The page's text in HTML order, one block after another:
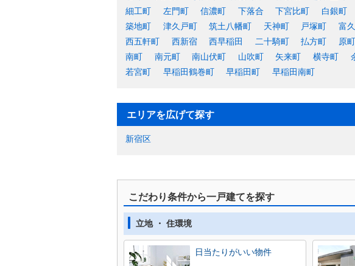
細工町
左門町 信濃町 下落合 下宮比町 白銀町
築地町
津久戸町 筑土八幡町 天神町 戸塚町 富
西五軒町
西新宿 西早稲田 二十騎町 払方町 原町
南町
南元町 南山伏町 山吹町 矢来町 横寺町
若宮町
早稲田鶴巻町 早稲田町 早稲田南町
エリアを広げて探す
新宿区
こだわり条件から一戸建てを探す
立地 ・ 住環境
日当たりがいい物件